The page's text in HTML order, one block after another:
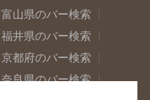
富山県のバー検索
福井県のバー検索
京都府のバー検索
奈良県のバー検索